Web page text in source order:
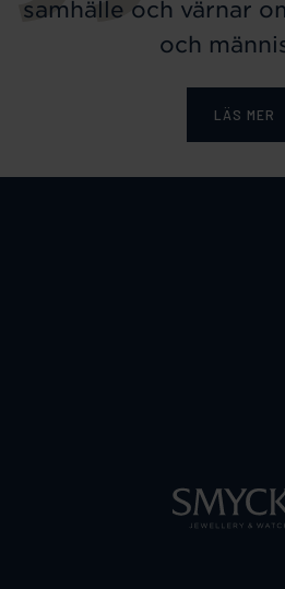
samhälle och värnar
och
LÄS MER